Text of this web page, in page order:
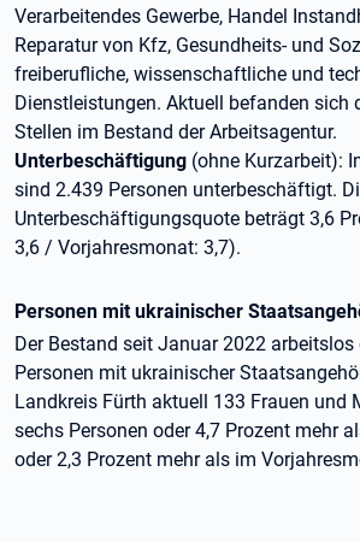
Verarbeitendes Gewerbe, Handel
Reparatur von Kfz, Gesundheits- und
freiberufliche, wissenschaftliche und
Dienstleistungen. Aktuell befanden sich
Stellen im Bestand der Arbeitsagentur.
Unterbeschäftigung (ohne Kurzarbeit):
sind 2.439 Personen unterbeschäftigt.
Unterbeschäftigungsquote beträgt 3,6
3,6 / Vorjahresmonat: 3,7).
Personen mit ukrainischer
Der Bestand seit Januar 2022 arbeitslos
Personen mit ukrainischer
Landkreis Fürth aktuell 133 Frauen und
sechs Personen oder 4,7 Prozent mehr
oder 2,3 Prozent mehr als im